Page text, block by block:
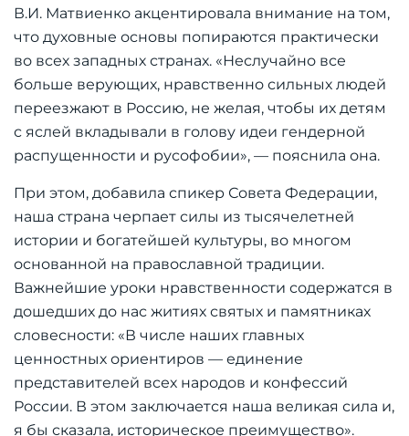
В.И. Матвиенко акцентировала внимание на том,
что духовные основы попираются практически
во всех западных странах. «Неслучайно все
больше верующих, нравственно сильных людей
переезжают в Россию, не желая, чтобы их детям
с яслей вкладывали в голову идеи гендерной
распущенности и русофобии», — пояснила она.
При этом, добавила спикер Совета Федерации,
наша страна черпает силы из тысячелетней
истории и богатейшей культуры, во многом
основанной на православной традиции.
Важнейшие уроки нравственности содержатся в
дошедших до нас житиях святых и памятниках
словесности: «В числе наших главных
ценностных ориентиров — единение
представителей всех народов и конфессий
России. В этом заключается наша великая сила и,
я бы сказала, историческое преимущество».